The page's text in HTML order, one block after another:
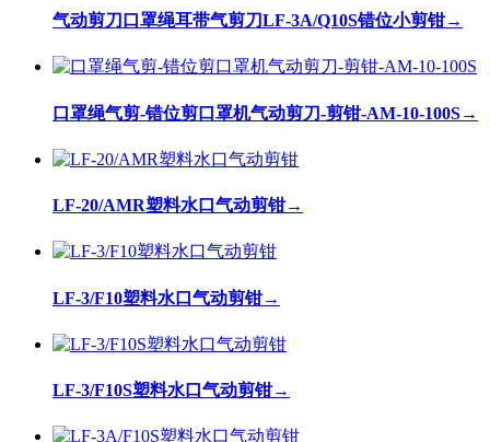
气动剪刀口罩绳耳带气剪刀LF-3A/Q10S错位小剪钳→
口罩绳气剪-错位剪口罩机气动剪刀-剪钳-AM-10-100S→
LF-20/AMR塑料水口气动剪钳→
LF-3/F10塑料水口气动剪钳→
LF-3/F10S塑料水口气动剪钳→